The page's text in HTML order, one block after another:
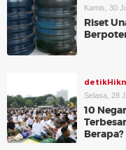
Kamis, 30
Riset
Selasa, 28
10
Berapa?